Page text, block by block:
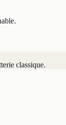
classique.